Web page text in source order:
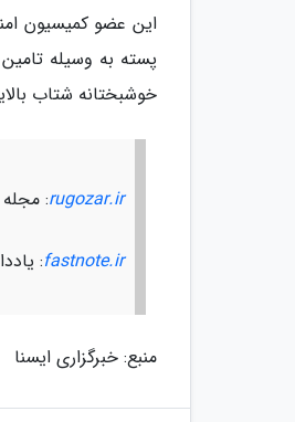
این عضو کمیسیون
پسته به وسیله
خوشبختانه شتاب
rugozar.ir
:
fastnote.ir
:
منبع: خبرگزاری ایسنا